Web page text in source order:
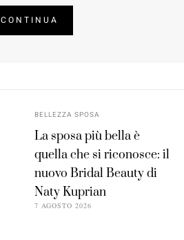
CONTINUA
BELLEZZA SPOSA
La sposa più bella è
quella che si riconosce: il
nuovo Bridal Beauty di
Naty Kuprian
7 AGOSTO 2026